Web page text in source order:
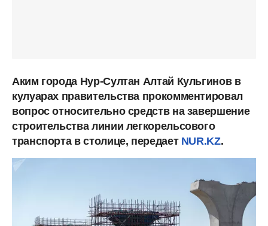
Аким города Нур-Султан Алтай Кульгинов в
кулуарах правительства прокомментировал
вопрос относительно средств на завершение
строительства линии легкорельсового
транспорта в столице, передает NUR.KZ.